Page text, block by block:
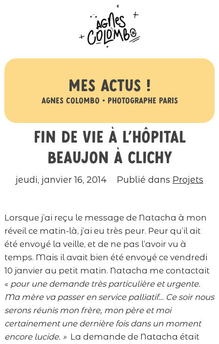
Mes actus !
Agnes Colombo • Photographe Paris
Fin de vie à l’hôpital
Beaujon à Clichy
jeudi, janvier 16, 2014 Publié dans Projets
Lorsque j’ai reçu le message de Natacha à mon
réveil ce matin-là, j’ai eu très peur. Peur qu’il ait
été envoyé la veille, et de ne pas l’avoir vu à
temps. Mais il avait bien été envoyé ce vendredi
10 janvier au petit matin. Natacha me contactait
« pour une demande très particulière et urgente.
Ma mère va passer en service palliatif… Ce soir nous
serons réunis mon frère, mon père et moi
certainement une dernière fois dans un moment
encore lucide. » La demande de Natacha était